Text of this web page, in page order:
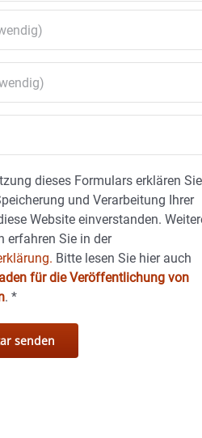
dieses Formulars erklären Sie
und Verarbeitung Ihrer
Website einverstanden.
erfahren Sie in der
Bitte lesen Sie hier auch
für die Veröffentlichung von
.*